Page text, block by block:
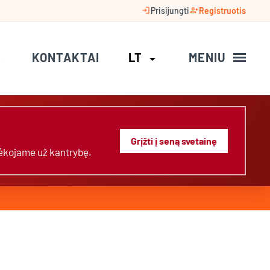
loginPrisijungtiperson_addRegistruotis
KONTAKTAI LT arrow_drop_down MENIU
už kantrybę.
Grįžti į seną svetainę